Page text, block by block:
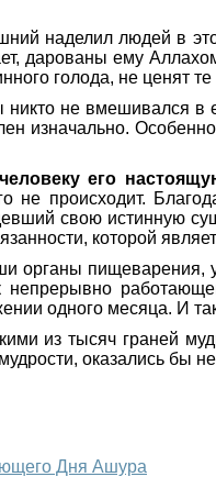
наделил людей в
дарованы ему
голода, не ценят
не вмешивался в
изначально.
его
не происходит.
свою истинную
которой
органы
одного месяца. И
из тысяч граней
оказались бы
Дня Ашура